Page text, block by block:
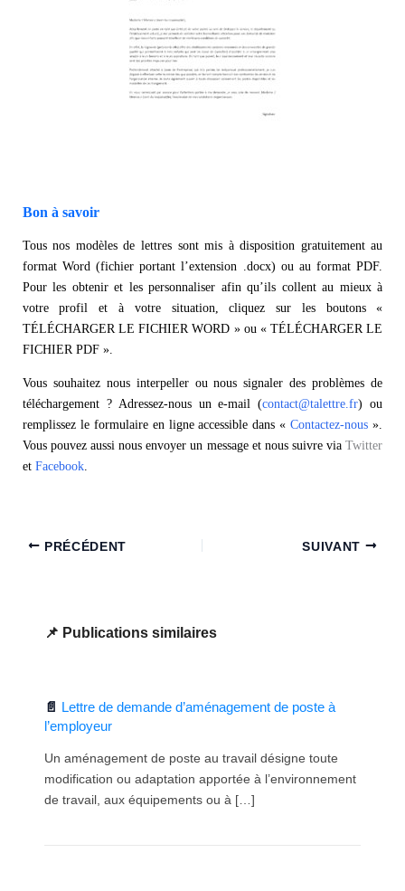
Bon à savoir
Tous nos modèles de lettres sont mis à disposition gratuitement au
format Word (fichier portant l’extension .docx) ou au format PDF.
Pour les obtenir et les personnaliser afin qu’ils collent au mieux à
votre profil et à votre situation, cliquez sur les boutons «
TÉLÉCHARGER LE FICHIER WORD » ou « TÉLÉCHARGER LE
FICHIER PDF ».
Vous souhaitez nous interpeller ou nous signaler des problèmes de
téléchargement ? Adressez-nous un e-mail (contact@talettre.fr) ou
remplissez le formulaire en ligne accessible dans «Contactez-nous ».
Vous pouvez aussi nous envoyer un message et nous suivre viaTwitter
et Facebook.
PRÉCÉDENT SUIVANT
Publications similaires
Lettre de demande d’aménagement de poste à
l’employeur
Un aménagement de poste au travail désigne toute
modification ou adaptation apportée à l’environnement
de travail, aux équipements ou à […]